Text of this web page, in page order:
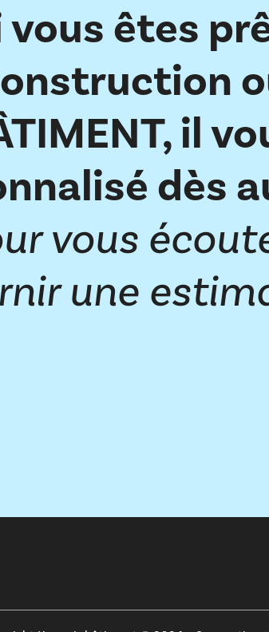
vous êtes
il
dès
vous
une